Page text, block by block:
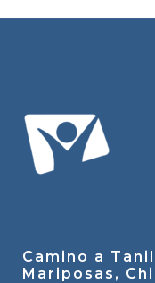
Camino a
Mariposas,